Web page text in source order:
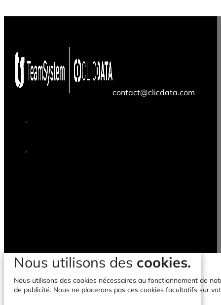
contact@clicdata.com
Nous utilisons des cookies.
Nous utilisons des cookies nécessaires au fonctionnement de
de publicité. Nous ne placerons pas ces cookies facultatifs sur